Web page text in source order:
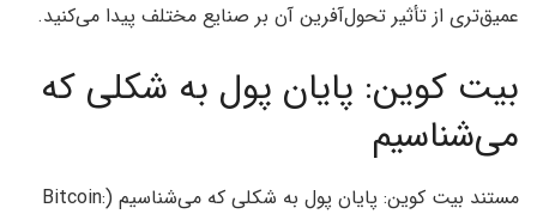
عمیق‌تری از تأثیر تحول‌آفرین آن بر صنایع مختلف پیدا می‌کنید.
بیت کوین: پایان پول به شکلی که
می‌شناسیم
مستند بیت کوین: پایان پول به شکلی که می‌شناسیم (Bitcoin: